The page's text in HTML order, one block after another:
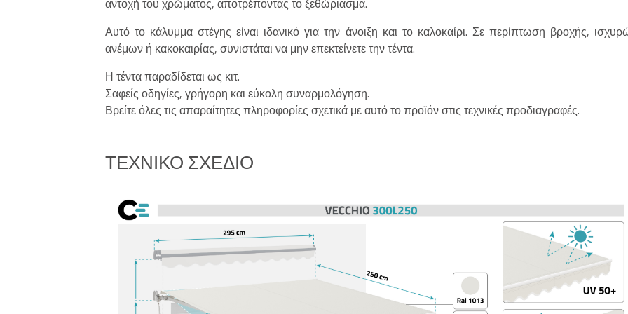
αντοχή του χρώματος, αποτρέποντας το ξεθώριασμα.
Αυτό το κάλυμμα στέγης είναι ιδανικό για την άνοιξη και το καλοκαίρι. Σε περίπτωση βροχής,
ανέμων ή κακοκαιρίας, συνιστάται να μην επεκτείνετε την τέντα.
Η τέντα παραδίδεται ως κιτ.
Σαφείς οδηγίες, γρήγορη και εύκολη συναρμολόγηση.
Βρείτε όλες τις απαραίτητες πληροφορίες σχετικά με αυτό το προϊόν στις τεχνικές προδιαγραφές.
ΤΕΧΝΙΚΌ ΣΧΈΔΙΟ